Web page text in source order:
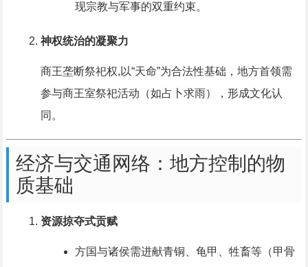
现宗教与军事的双重约束。
神权统治的凝聚力
商王垄断祭祀权,以“天命”为合法性基础，地方首领需
参与商王室祭祀活动（如占卜求雨），形成文化认
同。
经济与交通网络：地方控制的物
质基础
资源掠夺式贡赋
方国与诸侯需进献青铜、龟甲、牲畜等（甲骨